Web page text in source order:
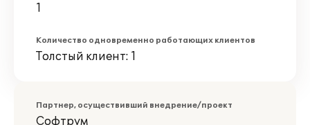
1
Количество одновременно работающих клиентов
Толстый клиент: 1
Партнер, осуществивший внедрение/проект
Софтрум